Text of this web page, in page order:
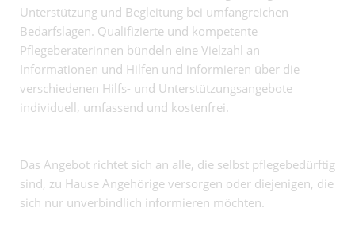
Unterstützung und Begleitung bei umfangreichen
Bedarfslagen. Qualifizierte und kompetente
Pflegeberaterinnen bündeln eine Vielzahl an
Informationen und Hilfen und informieren über die
verschiedenen Hilfs- und Unterstützungsangebote
individuell, umfassend und kostenfrei.
Das Angebot richtet sich an alle, die selbst pflegebedürftig
sind, zu Hause Angehörige versorgen oder diejenigen, die
sich nur unverbindlich informieren möchten.